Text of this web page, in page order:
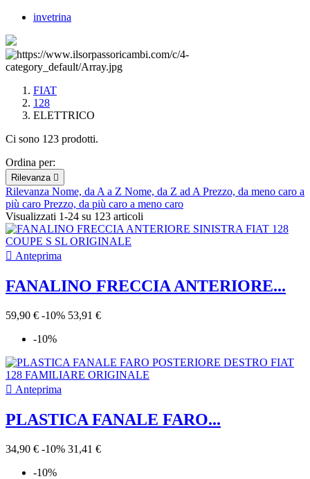
invetrina
FIAT
128
ELETTRICO
Ci sono 123 prodotti.
Ordina per:
Rilevanza 
Rilevanza Nome, da A a Z Nome, da Z ad A Prezzo, da meno caro a
più caro Prezzo, da più caro a meno caro
Visualizzati 1-24 su 123 articoli
 Anteprima
FANALINO FRECCIA ANTERIORE...
59,90 € -10% 53,91 €
-10%
 Anteprima
PLASTICA FANALE FARO...
34,90 € -10% 31,41 €
-10%